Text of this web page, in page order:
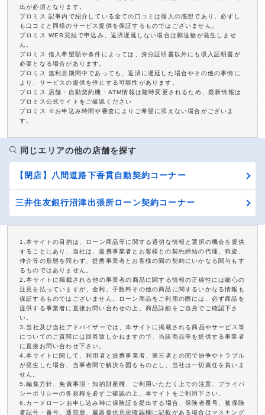
出が必須となります。
プロミス 記事内で紹介している全ての口コミは個人の感想であり、必ずし
も口コミと同様のサービス提供を保証するものではございません。
プロミス WEB完結で申込み、返済遅延しない場合は郵送物が発生しませ
ん。
プロミス 借入希望額や条件によっては、身分証明書以外にも収入証明書が
必要となる場合があります。
プロミス 無利息期間中であっても、返済に遅延した場合やその他の事情に
より、サービスの提供を停止する可能性があります。
プロミス 店舗・自動契約機・ATM情報は随時変更されるため、最新情報は
プロミス公式サイトをご確認ください
プロミス ※お申込み時間や審査によりご希望に添えない場合がございま
す。
同じエリアの他の店舗を探す
【閉店】八間道路下香貫自動契約コーナー
三井住友銀行沼津出張所ローン契約コーナー
1.本サイトの目的は、ローン商品等に関する適切な情報と選択の機会を提供
することにあり、当社は、提携事業者とお客様との契約締結の代理、斡旋、
仲介等の形態を問わず、提携事業者とお客様の間の契約にいかなる関与もす
るものではありません。
2.本サイトに掲載される他の事業者の商品に関する情報の正確性には細心の
注意を払っていますが、金利、手数料その他の商品に関するいかなる情報も
保証するものではございません。ローン商品をご利用の際には、必ず商品を
提供する事業者に直接お問い合わせの上、商品詳細をご自身でご確認下さ
い。
3.当社及び当社アドバイザーでは、本サイトに掲載される商品やサービス等
についてのご質問には回答致しかねますので、当該商品等を提供する事業者
に直接お問い合わせ下さい。
4.本サイトに関して、利用者と提携事業者、第三者との間で紛争やトラブル
が発生した場合、当事者間で解決を図るものとし、当社は一切責任を負いま
せん。
5.編集方針、免責事項・知的財産権、ご利用いただく上での注意、プライバ
シーポリシーの各規程を必ずご確認の上、本サイトをご利用下さい。
6.カードローンお申し込み時に保険証を提出する場合、保険者番号、被保険
者記号・番号、通院歴、臓器提供意思確認欄に記載がある場合はマスキング